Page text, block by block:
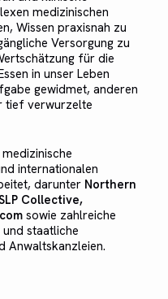
medizinischen
Wissen praxisnah zu
Versorgung zu
für die
in unser Leben
gewidmet, anderen
tief verwurzelte
internationalen
darunter Northern
Collective,
sowie zahlreiche
staatliche
Anwaltskanzleien.